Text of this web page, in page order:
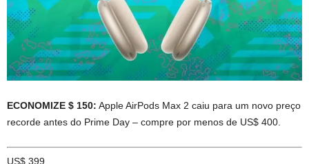
ECONOMIZE $ 150: Apple AirPods Max 2 caiu para um novo preço
recorde antes do Prime Day – compre por menos de US$ 400.
US$ 399